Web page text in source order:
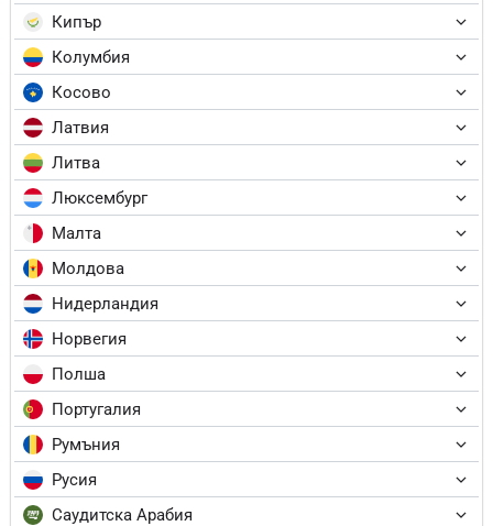
Кипър
Колумбия
Косово
Латвия
Литва
Люксембург
Малта
Молдова
Нидерландия
Норвегия
Полша
Португалия
Румъния
Русия
Саудитска Арабия